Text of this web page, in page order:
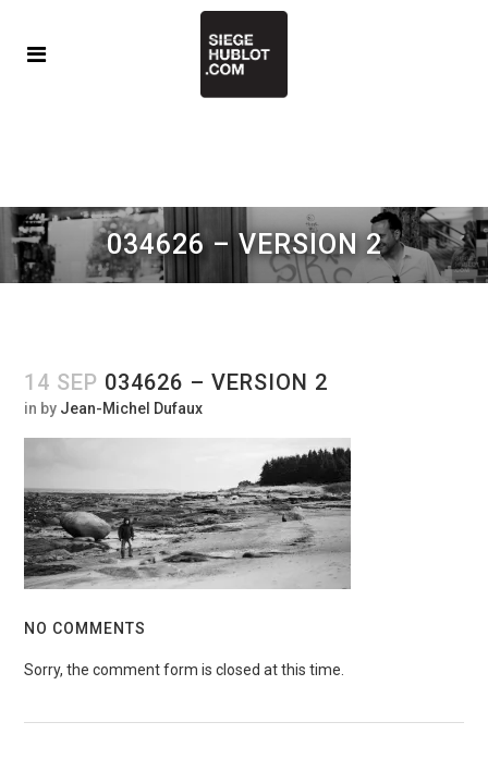
034626 – VERSION 2
14 SEP 034626 – VERSION 2
in by Jean-Michel Dufaux
NO COMMENTS
Sorry, the comment form is closed at this time.